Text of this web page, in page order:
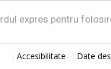
expres pentru
| Accesibilitate | Date